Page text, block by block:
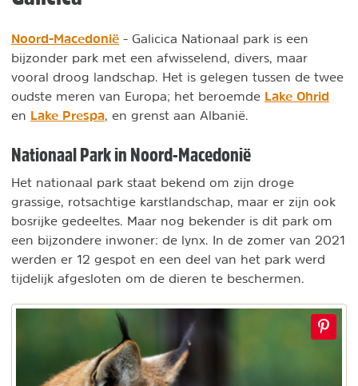
Noord-Macedonië - Galicica Nationaal park is een
bijzonder park met een afwisselend, divers, maar
vooral droog landschap. Het is gelegen tussen de twee
oudste meren van Europa; het beroemde Lake Ohrid
en Lake Prespa , en grenst aan Albanië.
Nationaal Park in Noord-Macedonië
Het nationaal park staat bekend om zijn droge
grassige, rotsachtige karstlandschap, maar er zijn ook
bosrijke gedeeltes. Maar nog bekender is dit park om
een bijzondere inwoner: de lynx. In de zomer van 2021
werden er 12 gespot en een deel van het park werd
tijdelijk afgesloten om de dieren te beschermen.